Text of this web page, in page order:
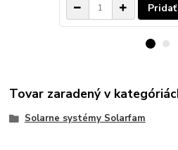
Tovar zaradený v
Solarne systémy Solarfam